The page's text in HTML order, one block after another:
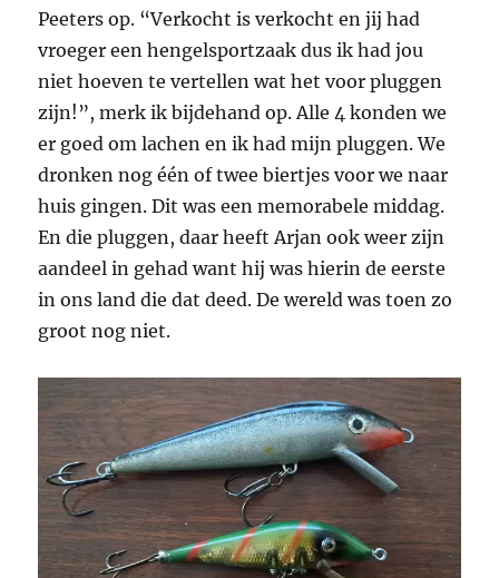
Peeters op. “Verkocht is verkocht en jij had
vroeger een hengelsportzaak dus ik had jou
niet hoeven te vertellen wat het voor pluggen
zijn!”, merk ik bijdehand op. Alle 4 konden we
er goed om lachen en ik had mijn pluggen. We
dronken nog één of twee biertjes voor we naar
huis gingen. Dit was een memorabele middag.
En die pluggen, daar heeft Arjan ook weer zijn
aandeel in gehad want hij was hierin de eerste
in ons land die dat deed. De wereld was toen zo
groot nog niet.